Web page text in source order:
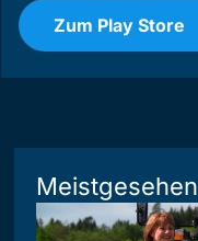
Zum Play Store
Meistgesehen